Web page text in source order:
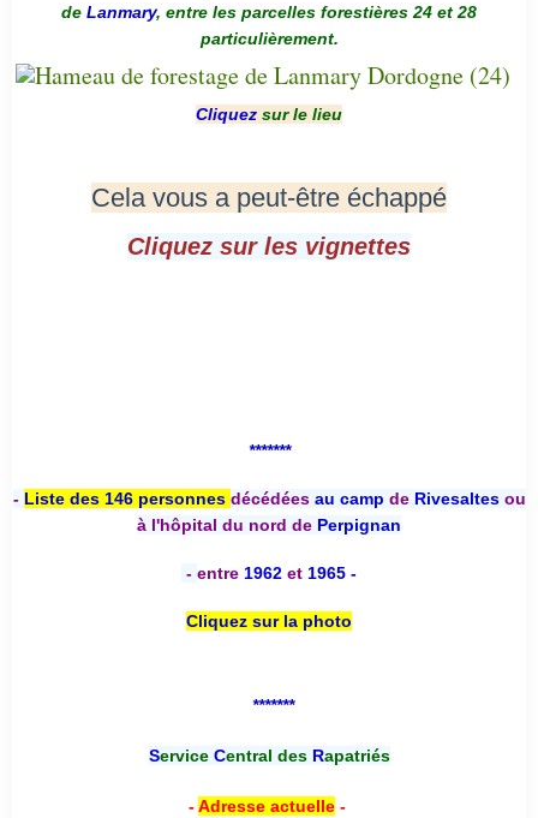
de Lanmary, entre les parcelles forestières 24 et 28
particulièrement.
Cliquez sur le lieu
Cela vous a peut-être échappé
Cliquez sur les vignettes
*******
- Liste des 146 personnes décédées au camp deRivesaltesou
à l'hôpital du nord de Perpignan
- entre 1962 et 1965 -
Cliquez sur la photo
*******
Service Central desRapatriés
-Adresse actuelle-